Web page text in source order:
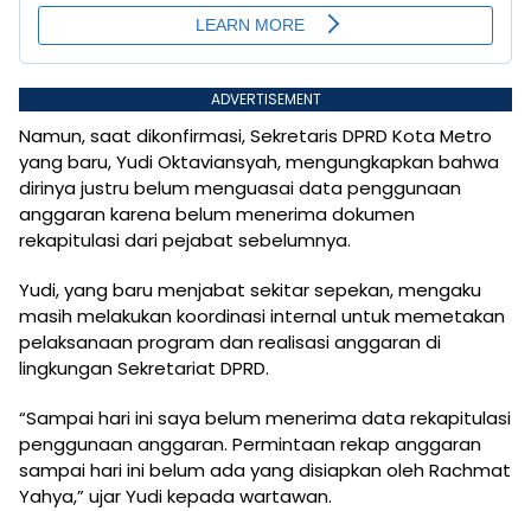
ADVERTISEMENT
Namun, saat dikonfirmasi, Sekretaris DPRD Kota Metro
yang baru, Yudi Oktaviansyah, mengungkapkan bahwa
dirinya justru belum menguasai data penggunaan
anggaran karena belum menerima dokumen
rekapitulasi dari pejabat sebelumnya.
Yudi, yang baru menjabat sekitar sepekan, mengaku
masih melakukan koordinasi internal untuk memetakan
pelaksanaan program dan realisasi anggaran di
lingkungan Sekretariat DPRD.
“Sampai hari ini saya belum menerima data rekapitulasi
penggunaan anggaran. Permintaan rekap anggaran
sampai hari ini belum ada yang disiapkan oleh Rachmat
Yahya,” ujar Yudi kepada wartawan.